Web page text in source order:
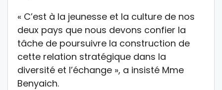
« C’est à la jeunesse et la culture de nos
deux pays que nous devons confier la
tâche de poursuivre la construction de
cette relation stratégique dans la
diversité et l’échange », a insisté Mme
Benyaich.